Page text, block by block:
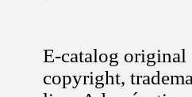
E-catalog original
copyright,